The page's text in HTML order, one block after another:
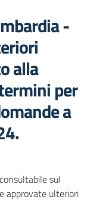
-
alla
per
a
sul
approvate ulteriori